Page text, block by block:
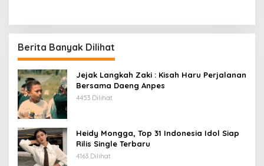
Berita Banyak Dilihat
Jejak Langkah Zaki : Kisah Haru Perjalanan
Bersama Daeng Anpes
4453 Dilihat
Heidy Mongga, Top 31 Indonesia Idol Siap
Rilis Single Terbaru
4163 Dilihat